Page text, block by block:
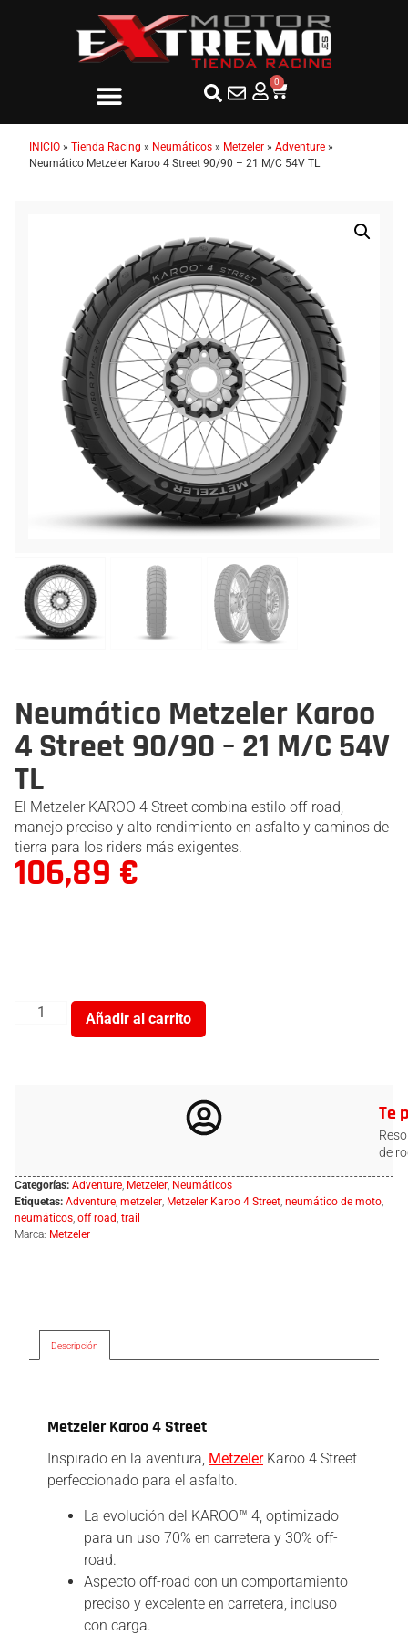
0
INICIO » Tienda Racing » Neumáticos » Metzeler » Adventure »
Neumático Metzeler Karoo 4 Street 90/90 – 21 M/C 54V TL
Neumático Metzeler Karoo
4 Street 90/90 – 21 M/C 54V
TL
El Metzeler KAROO 4 Street combina estilo off-road,
manejo preciso y alto rendimiento en asfalto y caminos de
tierra para los riders más exigentes.
106,89 €
Añadir al carrito
Te
de
Categorías: Adventure, Metzeler, Neumáticos
Etiquetas: Adventure, metzeler, Metzeler Karoo 4 Street, neumático de moto,
neumáticos, off road , trail
Marca: Metzeler
Descripción
Metzeler Karoo 4 Street
Inspirado en la aventura, MetzelerKaroo 4 Street
perfeccionado para el asfalto.
La evolución del KAROO™ 4, optimizado
para un uso 70% en carretera y 30% off-
road.
Aspecto off-road con un comportamiento
preciso y excelente en carretera, incluso
con carga.